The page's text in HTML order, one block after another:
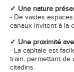
✓ Une nature
- De vastes
canaux invitent à la
✓ Une proximité
- La capitale est
train, permettant de
citadins.